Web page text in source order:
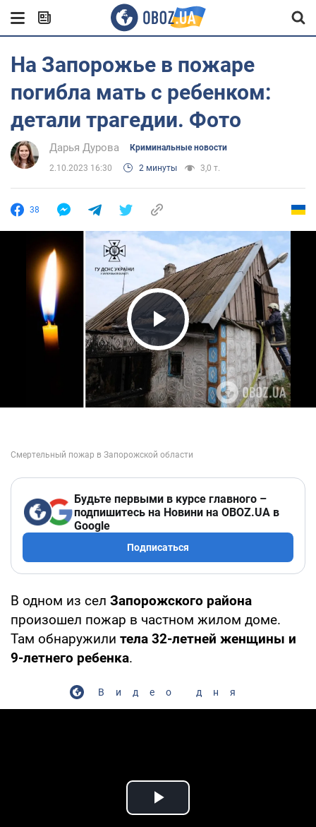
На Запорожье в пожаре
погибла мать с ребенком:
детали трагедии. Фото
Дарья Дурова Криминальные новости
2.10.2023 16:30 2 минуты 3,0 т.
38
Play Video
Будьте первыми в курсе главного –
подпишитесь на Новини на OBOZ.UA в
Google
Подписаться
В одном из сел Запорожского района
произошел пожар в частном жилом доме.
Там обнаружили тела 32-летней женщины и
9-летнего ребенка.
Видео дня
Play Video